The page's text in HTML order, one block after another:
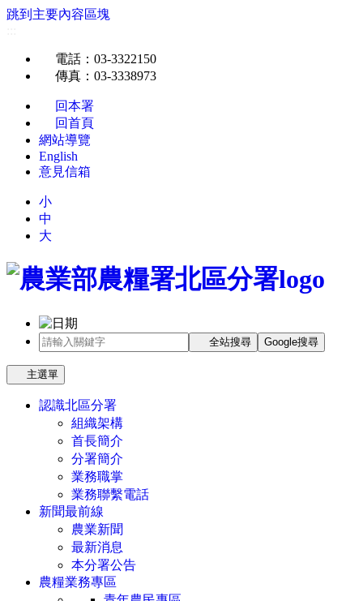
跳到主要內容區塊
電話 ：03-3322150
傳真 ：03-3338973
回本署
回首頁
網站導覽
English
意見信箱
小
中
大
全站搜尋 Google搜尋
主選單
認識北區分署
組織架構
首長簡介
分署簡介
業務職掌
業務聯繫電話
新聞最前線
農業新聞
最新消息
本分署公告
農糧業務專區